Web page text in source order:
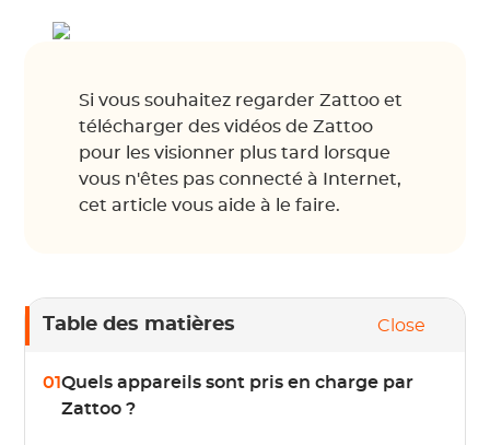
Si vous souhaitez regarder Zattoo et
télécharger des vidéos de Zattoo
pour les visionner plus tard lorsque
vous n'êtes pas connecté à Internet,
cet article vous aide à le faire.
Table des matières Close
01Quels appareils sont pris en charge par
Zattoo ?